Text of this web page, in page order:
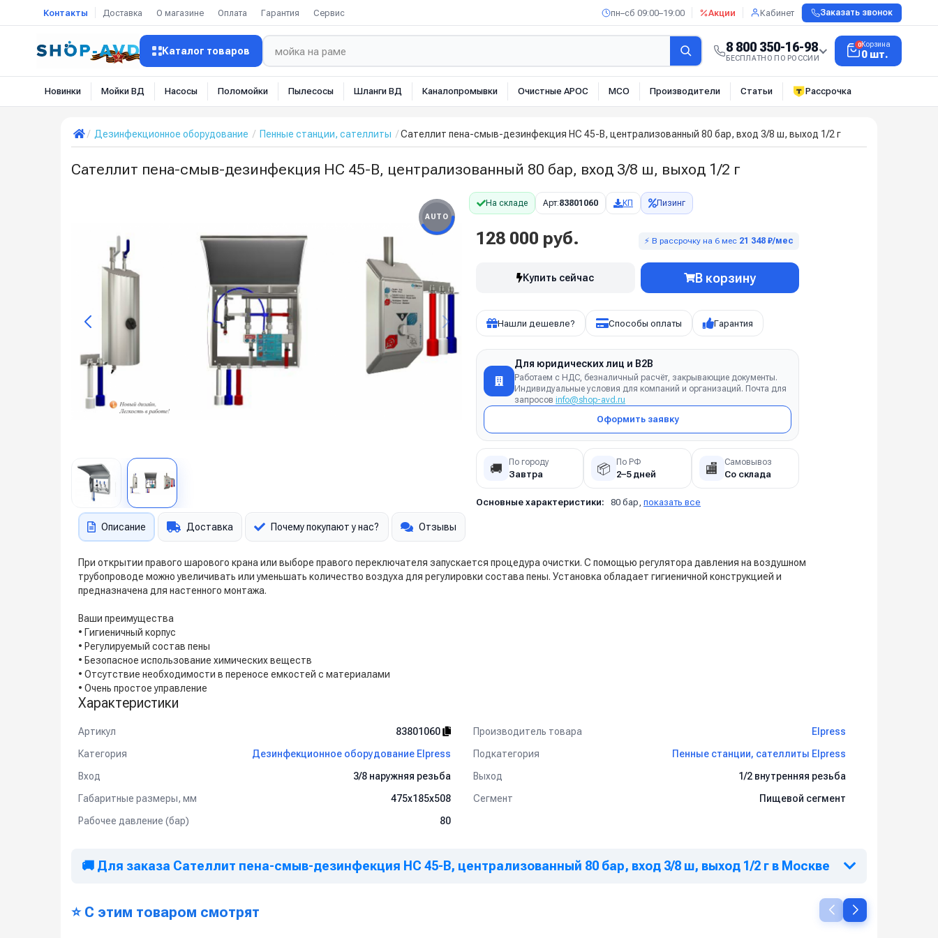
Контакты Доставка О магазине Оплата Гарантия Сервис пн–сб 09:00–19:00 Акции Кабинет Заказать звонок
Каталог товаров 8 800 350-16-98
БЕСПЛАТНО ПО РОССИИ
0Корзина
0 шт.
Новинки Мойки ВД Насосы Поломойки Пылесосы Шланги ВД Каналопромывки Очистные АРОС МСО Производители Статьи Рассрочка
Дезинфекционное оборудование Пенные станции, сателлиты Сателлит пена-смыв-дезинфекция HC 45-B, централизованный 80 бар, вход 3/8 ш, выход 1/2 г
Сателлит пена-смыв-дезинфекция HC 45-B, централизованный 80 бар, вход 3/8 ш, выход 1/2 г
AUTO
На складе Арт:83801060 КП Лизинг
128 000 руб. ⚡ В рассрочку на 6 мес 21 348 ₽/мес
Купить сейчас В корзину
Нашли дешевле? Способы оплаты Гарантия
Для юридических лиц и B2B
Работаем с НДС, безналичный расчёт, закрывающие документы.
Индивидуальные условия для компаний и организаций. Почта для
запросов info@shop-avd.ru
Оформить заявку
🚚 По городу
Завтра 📦 По РФ
2–5 дней 🏬 Самовывоз
Со склада
Основные характеристики: 80 бар, показать все
Описание Доставка Почему покупают у нас? Отзывы
При открытии правого шарового крана или выборе правого переключателя запускается процедура очистки. С помощью регулятора давления на воздушном
трубопроводе можно увеличивать или уменьшать количество воздуха для регулировки состава пены. Установка обладает гигиеничной конструкцией и
предназначена для настенного монтажа.
Ваши преимущества
• Гигиеничный корпус
• Регулируемый состав пены
• Безопасное использование химических веществ
• Отсутствие необходимости в переносе емкостей с материалами
• Очень простое управление
Характеристики
Артикул 83801060 Производитель товара
Elpress
Категория
Дезинфекционное оборудование Elpress Подкатегория
Пенные станции, сателлиты Elpress
Вход
3/8 наружняя резьба Выход
1/2 внутренняя резьба
Габаритные размеры, мм
475x185x508 Сегмент
Пищевой сегмент
Рабочее давление (бар)
80
🚚 Для заказа Сателлит пена-смыв-дезинфекция HC 45-B, централизованный 80 бар, вход 3/8 ш, выход 1/2 г в Москве
⭐ С этим товаром смотрят